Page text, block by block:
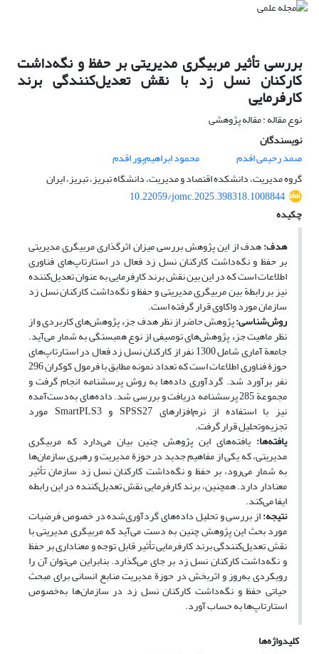
بررسی تأثیر مربیگری مدیریتی بر حفظ و نگه‌داشت
کارکنان نسل زد با نقش تعدیل‌کنندگی برند
کارفرمایی
نوع مقاله : مقاله پژوهشی
نویسندگان
صمد رحیمی اقدم
محمود ابراهیم‌پور اقدم
گروه مدیریت، دانشکده اقتصاد و مدیریت، دانشگاه تبریز، تبریز، ایران
10.22059/jomc.2025.398318.1008844
چکیده
هدف:هدف از این پژوهش بررسی میزان اثرگذاری مربیگری مدیریتی
بر حفظ و نگه‌داشت کارکنان نسل زد فعال در استارتاپ‌های فناوری
اطلاعات است که در این ‌بین نقش برند کارفرمایی به ‌عنوان تعدیل‌کننده
نیز بر رابطة بین مربیگری مدیریتی و حفظ و نگه‌داشت کارکنان نسل زد
سازمان مورد واکاوی قرار گرفته است.
روش‌شناسی:پژوهش حاضر از نظر هدف جزء پژوهش‌های کاربردی و از
نظر ماهیت جزء پژوهش‌های توصیفی از نوع همبستگی به شمار می‌آید.
جامعة آماری شامل 1300 نفر از کارکنان نسل زد فعال در استارتاپ‌های
حوزة فناوری اطلاعات است که تعداد نمونه مطابق با فرمول کوکران 296
نفر برآورد شد. گردآوری داده‌ها به روش پرسشنامه انجام گرفت و
مجموعة 285 پرسشنامه دریافت و بررسی شد. داده‌های به‌دست‌آمده
نیز با استفاده از نرم‌افزارهای SPSS27 و SmartPLS3 مورد
تجزیه‌وتحلیل قرار گرفت.
یافته‌ها: یافته‌های این پژوهش چنین بیان می‌دارد که مربیگری
مدیریتی، که یکی از مفاهیم جدید در حوزة مدیریت و رهبری سازمان‌ها
به شمار می‌رود، بر حفظ و نگه‌داشت کارکنان نسل زد سازمان تأثیر
معنادار دارد. همچنین، برند کارفرمایی نقش تعدیل‌کننده در این ‌رابطه
ایفا می‌کند.
نتیجه:از بررسی و تحلیل داده‌های گردآوری‌شده در خصوص فرضیات
مورد بحث این پژوهش چنین به دست می‌آید که مربیگری مدیریتی با
نقش تعدیل‌کنندگی برند کارفرمایی تأثیر قابل توجه و معناداری بر حفظ
و نگه‌داشت کارکنان نسل زد بر جای می‌گذارد. بنابراین می‌توان آن را
رویکردی به‌روز و اثربخش در حوزة مدیریت منابع انسانی برای مبحث
حیاتی حفظ و نگه‌داشت کارکنان نسل زد در سازمان‌ها به‌خصوص
استارتاپ‌ها به ‌حساب آورد.
کلیدواژه‌ها